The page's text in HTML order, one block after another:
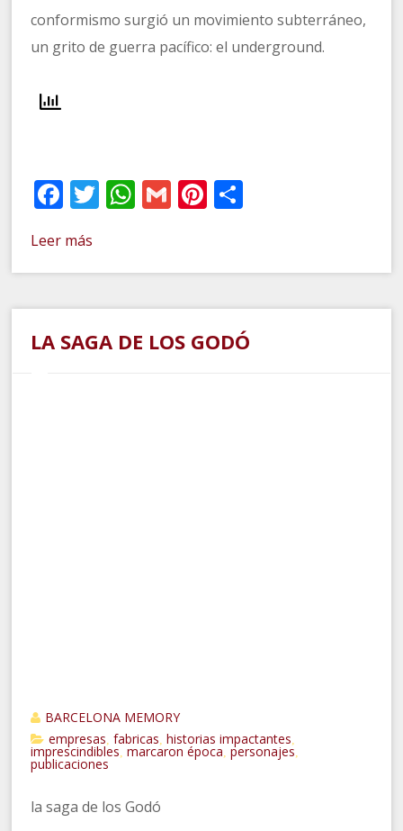
conformismo surgió un movimiento subterráneo,
un grito de guerra pacífico: el underground.
Facebook
Twitter
WhatsApp
GmailPinterest
Leer más
LA SAGA DE LOS GODÓ
BARCELONA MEMORY
empresas
,fabricas historias impactantes
imprescindibles ,marcaron época ,personajes
publicaciones
la saga de los Godó